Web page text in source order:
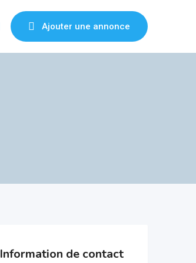
Ajouter une annonce
Information de contact